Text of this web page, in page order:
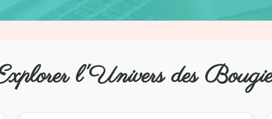
l'Univers des